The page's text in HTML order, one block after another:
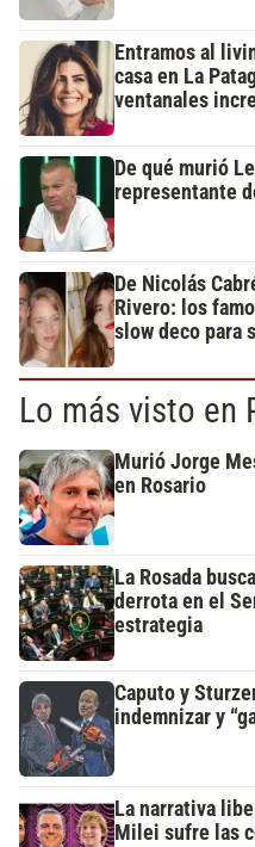
Entramos al
casa en La
ventanales
De qué murió
representante
De Nicolás
Rivero: los
slow deco para
Lo más visto en
Murió Jorge
en Rosario
La Rosada
derrota en el
estrategia
Caputo y
indemnizar y
La narrativa
Milei sufre las